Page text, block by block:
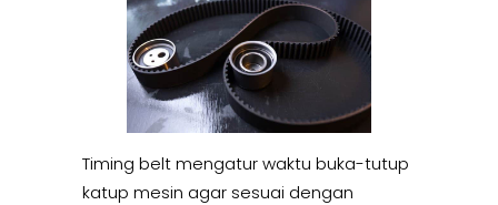
Timing belt mengatur waktu buka-tutup
katup mesin agar sesuai dengan